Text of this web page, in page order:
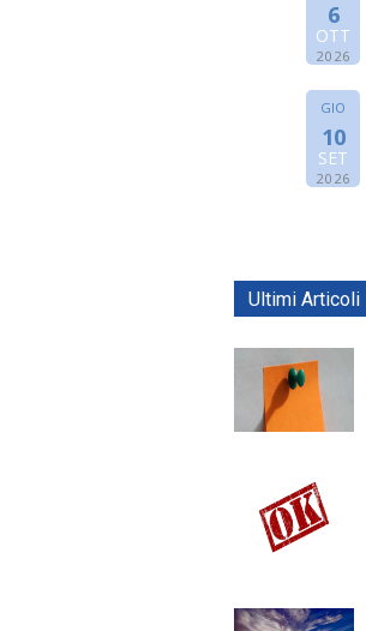
6
OTT
2026
GIO
10
SET
2026
Ultimi Articoli